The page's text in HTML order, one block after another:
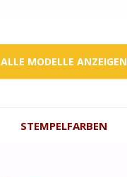
ALLE MODELLE ANZEIGEN
STEMPELFARBEN